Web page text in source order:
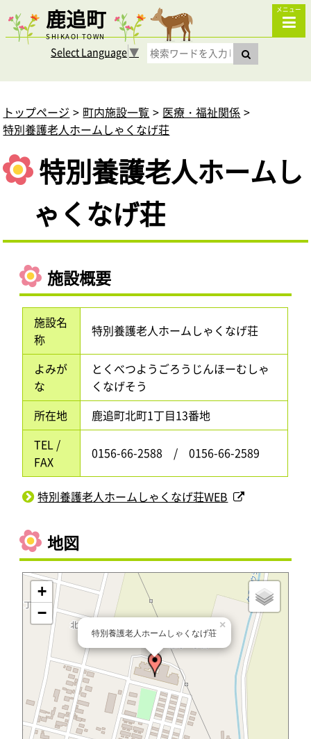
鹿追町
SHIKAOI TOWN
メニュー
Select Language▼
トップページ 町内施設一覧
医療・福祉関係
特別養護老人ホームしゃくなげ荘
特別養護老人ホームし
ゃくなげ荘
施設概要
施設名
称
特別養護老人ホームしゃくなげ荘
よみが
な
とくべつようごろうじんほーむしゃ
くなげそう
所在地
鹿追町北町1丁目13番地
TEL /
FAX
0156-66-2588 / 0156-66-2589
特別養護老人ホームしゃくなげ荘WEB
地図
特別養護老人ホームしゃくなげ荘
×
+
−